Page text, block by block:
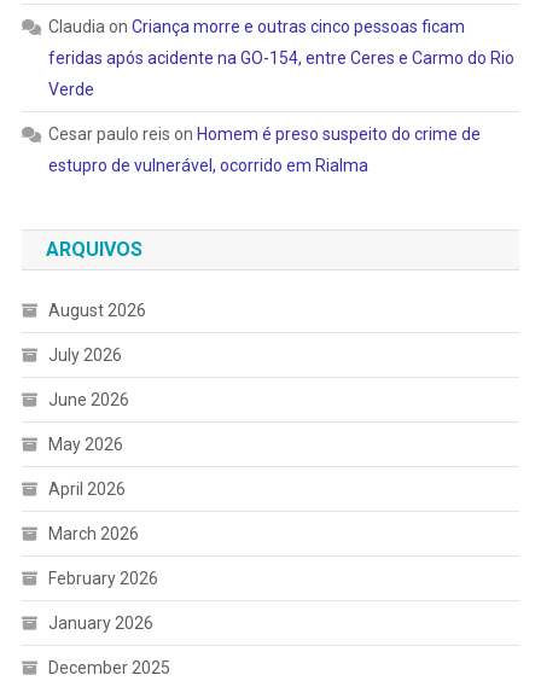
Claudia on Criança morre e outras cinco pessoas ficam
feridas após acidente na GO-154, entre Ceres e Carmo do Rio
Verde
Cesar paulo reis on Homem é preso suspeito do crime de
estupro de vulnerável, ocorrido em Rialma
ARQUIVOS
August 2026
July 2026
June 2026
May 2026
April 2026
March 2026
February 2026
January 2026
December 2025